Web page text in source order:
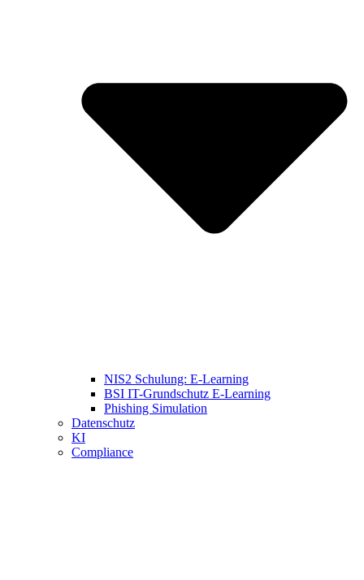
NIS2 Schulung: E-Learning
BSI IT-Grundschutz E-Learning
Phishing Simulation
Datenschutz
KI
Compliance